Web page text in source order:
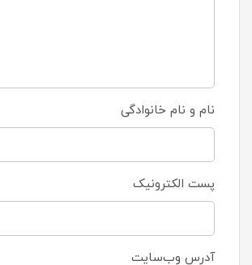
نام و نام خانوادگی
پست الکترونیک
آدرس وب‌سایت